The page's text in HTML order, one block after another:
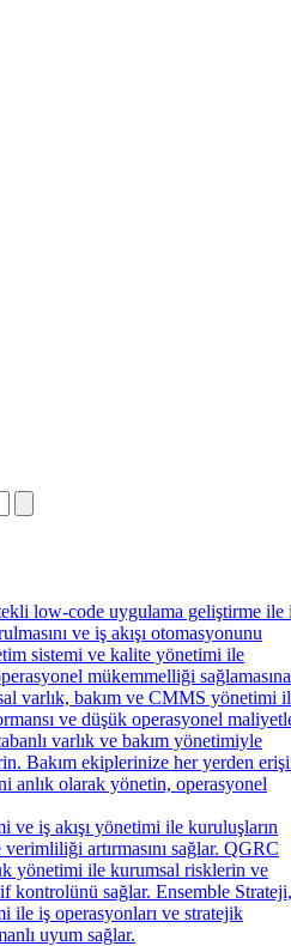
low-code uygulama geliştirme ile
ve iş akışı otomasyonunu
sistemi ve kalite yönetimi ile
mükemmelliği sağlamasına
varlık, bakım ve CMMS yönetimi
ve düşük operasyonel
varlık ve bakım yönetimiyle
Bakım ekiplerinize her yerden
anlık olarak yönetin, operasyonel
ve iş akışı yönetimi ile kuruluşların
artırmasını sağlar. QGRC
yönetimi ile kurumsal risklerin ve
kontrolünü sağlar. Ensemble Strateji,
ile iş operasyonları ve stratejik
uyum sağlar.